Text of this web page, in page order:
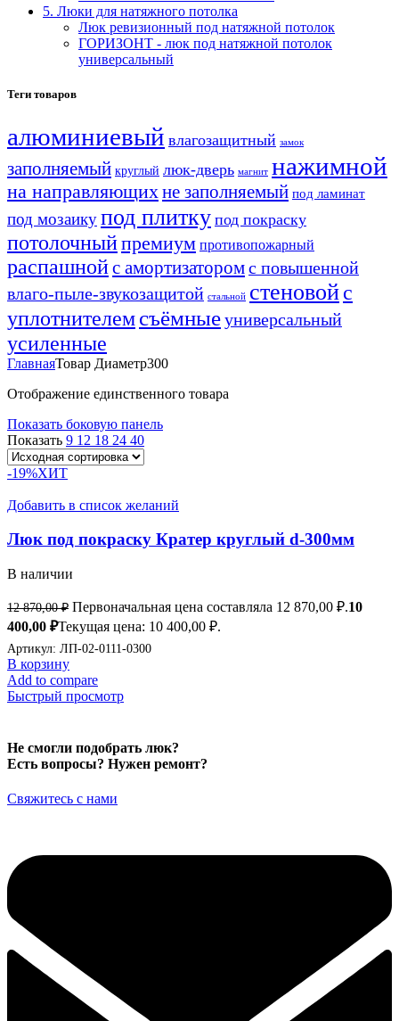
5. Люки для натяжного потолка
Люк ревизионный под натяжной потолок
ГОРИЗОНТ - люк под натяжной потолок
универсальный
Теги товаров
алюминиевый влагозащитный замок
заполняемый круглый люк-дверь магнит нажимной
на направляющихне заполняемый под ламинат
под мозаикупод плитку под покраску
потолочныйпремиум противопожарный
распашнойс амортизаторомс повышенной
влаго-пыле-звукозащитой стальной стеновойс
уплотнителемсъёмныеуниверсальный
усиленные
ГлавнаяТовар Диаметр300
Отображение единственного товара
Показать боковую панель
Показать 9 12 18 24 40
-19%ХИТ
Добавить в список желаний
Люк под покраску Кратер круглый d-300мм
В наличии
12 870,00₽ Первоначальная цена составляла 12 870,00 ₽.10
400,00 ₽Текущая цена: 10 400,00 ₽.
Артикул: ЛП-02-0111-0300
В корзину
Add to compare
Быстрый просмотр
Не смогли подобрать люк?
Есть вопросы? Нужен ремонт?
Свяжитесь с нами